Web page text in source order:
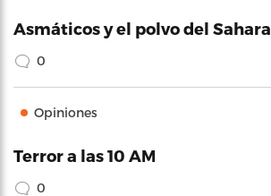
Asmáticos y el polvo del Sahara
0
Opiniones
Terror a las 10 AM
0